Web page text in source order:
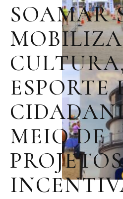
SOAMAR
MOBILIZA
ESPORTE
MEIO DE
PROJETOS